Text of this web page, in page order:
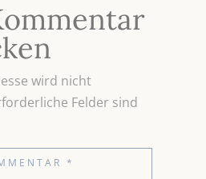
wird nicht
Felder sind